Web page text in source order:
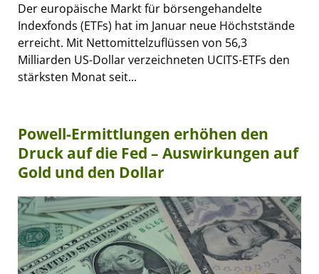
Der europäische Markt für börsengehandelte
Indexfonds (ETFs) hat im Januar neue Höchststände
erreicht. Mit Nettomittelzuflüssen von 56,3
Milliarden US-Dollar verzeichneten UCITS-ETFs den
stärksten Monat seit...
Powell-Ermittlungen erhöhen den
Druck auf die Fed – Auswirkungen auf
Gold und den Dollar